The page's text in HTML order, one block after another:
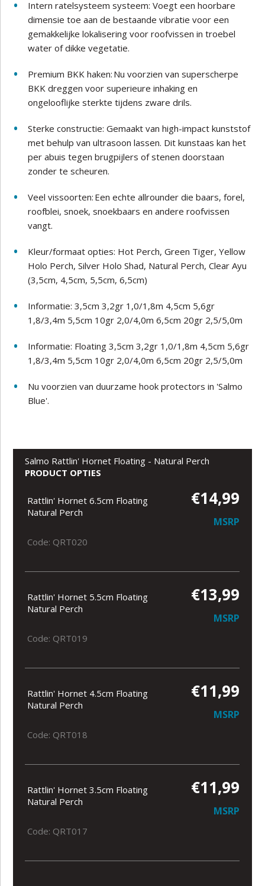
Intern ratelsysteem systeem: Voegt een hoorbare
dimensie toe aan de bestaande vibratie voor een
gemakkelijke lokalisering voor roofvissen in troebel
water of dikke vegetatie.
Premium BKK haken: Nu voorzien van superscherpe
BKK dreggen voor superieure inhaking en
ongelooflijke sterkte tijdens zware drils.
Sterke constructie: Gemaakt van high-impact kunststof
met behulp van ultrasoon lassen. Dit kunstaas kan het
per abuis tegen brugpijlers of stenen doorstaan
zonder te scheuren.
Veel vissoorten: Een echte allrounder die baars, forel,
roofblei, snoek, snoekbaars en andere roofvissen
vangt.
Kleur/formaat opties: Hot Perch, Green Tiger, Yellow
Holo Perch, Silver Holo Shad, Natural Perch, Clear Ayu
(3,5cm, 4,5cm, 5,5cm, 6,5cm)
Informatie: 3,5cm 3,2gr 1,0/1,8m 4,5cm 5,6gr
1,8/3,4m 5,5cm 10gr 2,0/4,0m 6,5cm 20gr 2,5/5,0m
Informatie: Floating 3,5cm 3,2gr 1,0/1,8m 4,5cm 5,6gr
1,8/3,4m 5,5cm 10gr 2,0/4,0m 6,5cm 20gr 2,5/5,0m
Nu voorzien van duurzame hook protectors in 'Salmo
Blue'.
Salmo Rattlin' Hornet Floating - Natural Perch
PRODUCT OPTIES
Rattlin' Hornet 6.5cm Floating
Natural Perch
€14,99
MSRP
Code: QRT020
Rattlin' Hornet 5.5cm Floating
Natural Perch
€13,99
MSRP
Code: QRT019
Rattlin' Hornet 4.5cm Floating
Natural Perch
€11,99
MSRP
Code: QRT018
Rattlin' Hornet 3.5cm Floating
Natural Perch
€11,99
MSRP
Code: QRT017